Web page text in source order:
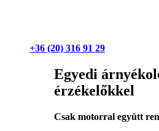
+36 (20) 316 91 29
Egyedi
érzékelőkkel
Csak motorral együtt